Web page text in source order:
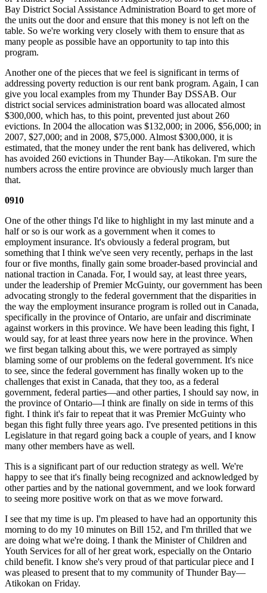
Bay District Social Assistance Administration Board to get more of
the units out the door and ensure that this money is not left on the
table. So we're working very closely with them to ensure that as
many people as possible have an opportunity to tap into this
program.
Another one of the pieces that we feel is significant in terms of
addressing poverty reduction is our rent bank program. Again, I can
give you local examples from my Thunder Bay DSSAB. Our
district social services administration board was allocated almost
$300,000, which has, to this point, prevented just about 260
evictions. In 2004 the allocation was $132,000; in 2006, $56,000; in
2007, $27,000; and in 2008, $75,000. Almost $300,000, it is
estimated, that the money under the rent bank has delivered, which
has avoided 260 evictions in Thunder Bay—Atikokan. I'm sure the
numbers across the entire province are obviously much larger than
that.
0910
One of the other things I'd like to highlight in my last minute and a
half or so is our work as a government when it comes to
employment insurance. It's obviously a federal program, but
something that I think we've seen very recently, perhaps in the last
four or five months, finally gain some broader-based provincial and
national traction in Canada. For, I would say, at least three years,
under the leadership of Premier McGuinty, our government has been
advocating strongly to the federal government that the disparities in
the way the employment insurance program is rolled out in Canada,
specifically in the province of Ontario, are unfair and discriminate
against workers in this province. We have been leading this fight, I
would say, for at least three years now here in the province. When
we first began talking about this, we were portrayed as simply
blaming some of our problems on the federal government. It's nice
to see, since the federal government has finally woken up to the
challenges that exist in Canada, that they too, as a federal
government, federal parties—and other parties, I should say now, in
the province of Ontario—I think are finally on side in terms of this
fight. I think it's fair to repeat that it was Premier McGuinty who
began this fight fully three years ago. I've presented petitions in this
Legislature in that regard going back a couple of years, and I know
many other members have as well.
This is a significant part of our reduction strategy as well. We're
happy to see that it's finally being recognized and acknowledged by
other parties and by the national government, and we look forward
to seeing more positive work on that as we move forward.
I see that my time is up. I'm pleased to have had an opportunity this
morning to do my 10 minutes on Bill 152, and I'm thrilled that we
are doing what we're doing. I thank the Minister of Children and
Youth Services for all of her great work, especially on the Ontario
child benefit. I know she's very proud of that particular piece and I
was pleased to present that to my community of Thunder Bay—
Atikokan on Friday.